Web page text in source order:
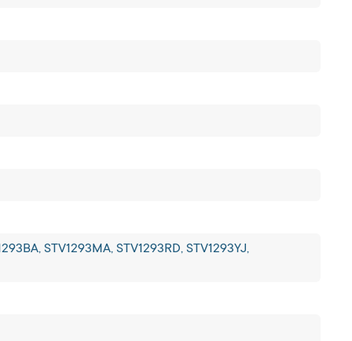
STV1293MA, STV1293RD, STV1293YJ,